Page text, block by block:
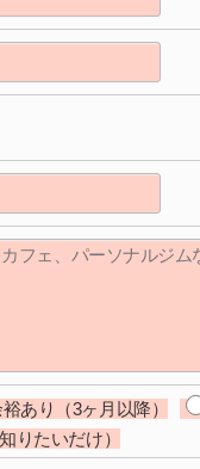
あり（3ヶ月以降）
りたいだけ）